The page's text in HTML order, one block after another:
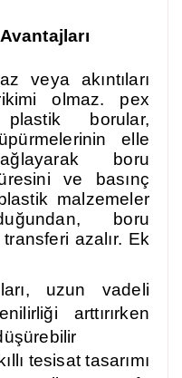
veya akıntıları
olmaz. pex
borular,
elle
boru
ve basınç
malzemeler
boru
transferi azalır. Ek
uzun vadeli
arttırırken
tesisat tasarımı